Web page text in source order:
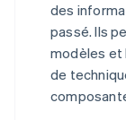
des
passé. Ils
modèles et
de